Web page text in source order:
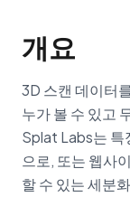
개요
3D 스캔 데이터
누가 볼 수 있고
Splat Labs는 특
으로, 또는 웹사
할 수 있는 세분